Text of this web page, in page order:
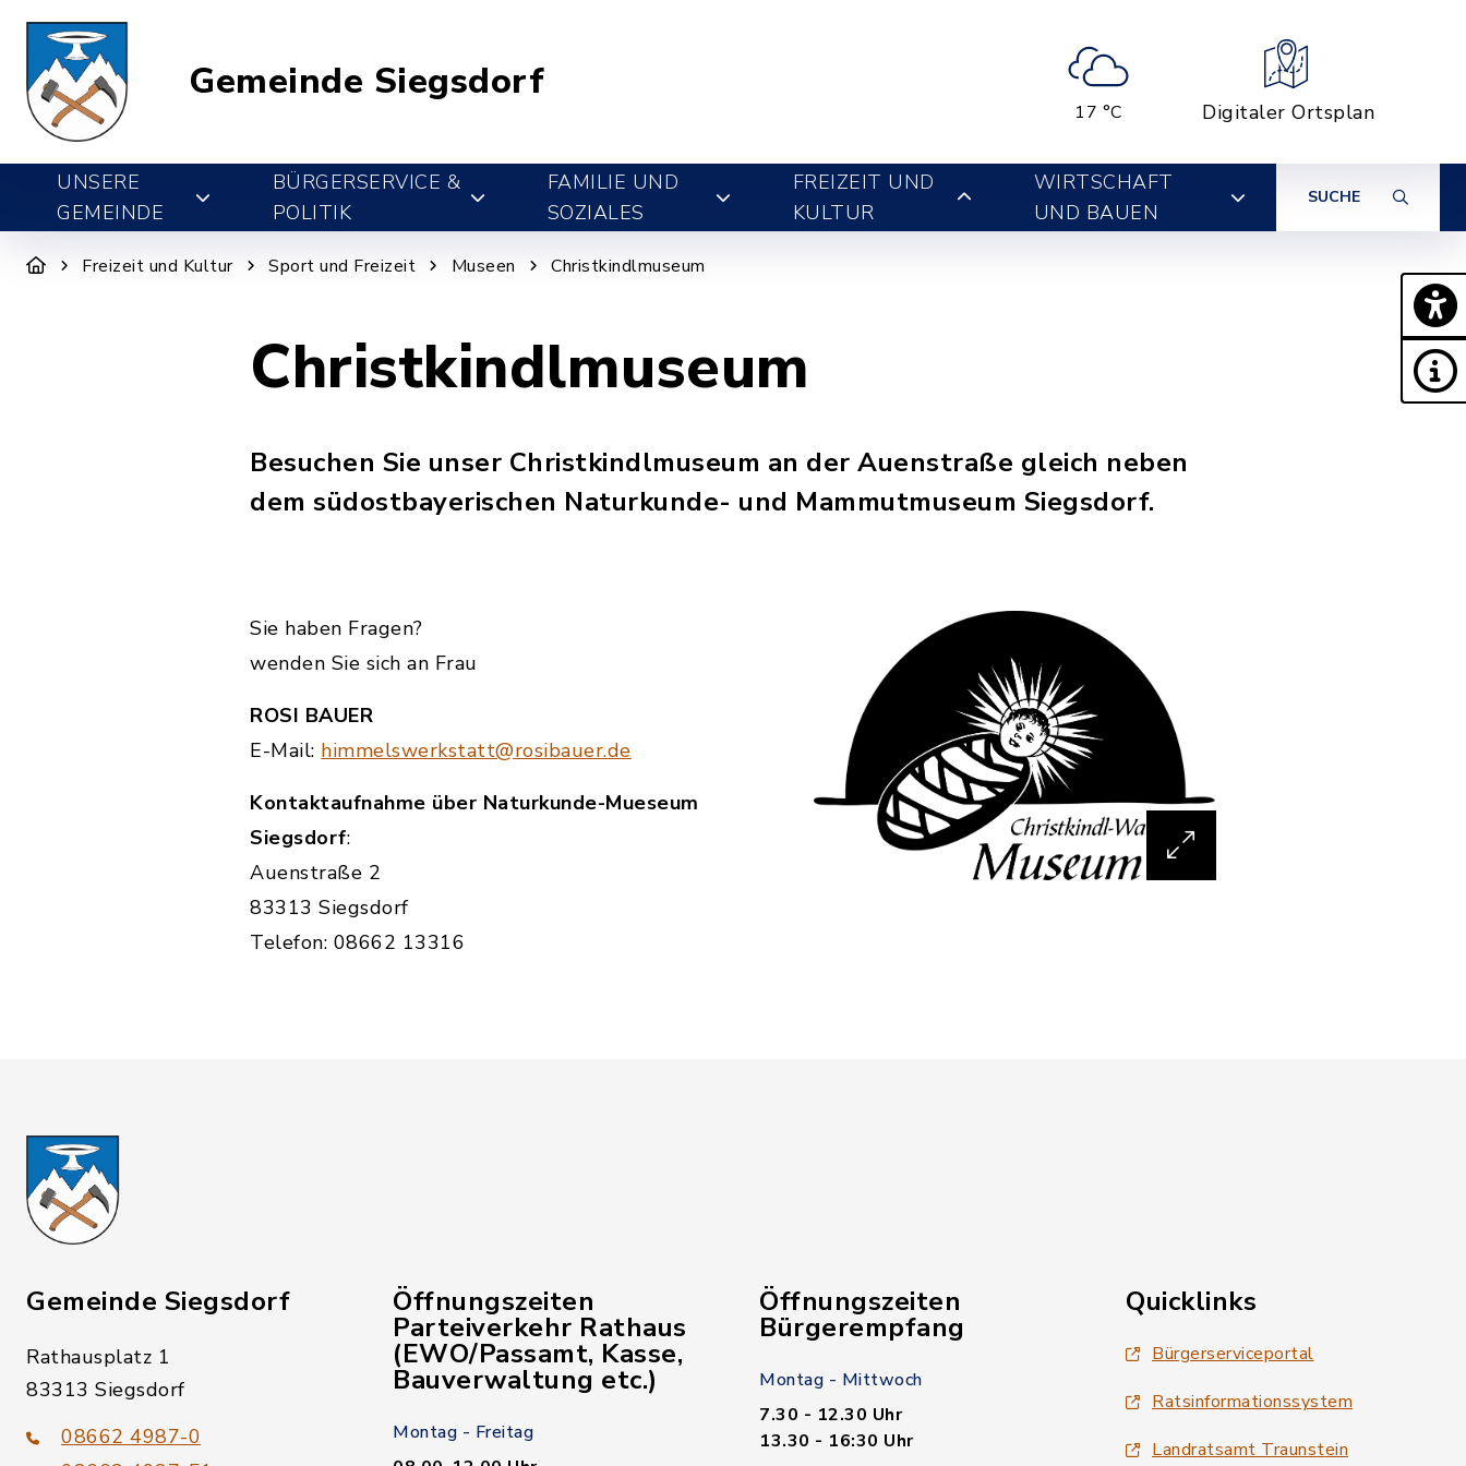
Gemeinde Siegsdorf
17 °C Digitaler Ortsplan
UNSERE
GEMEINDE
BÜRGERSERVICE &
POLITIK
FAMILIE UND
SOZIALES
FREIZEIT UND
KULTUR
WIRTSCHAFT
UND BAUEN
SUCHE
Freizeit und Kultur Sport und Freizeit Museen Christkindlmuseum
Christkindlmuseum
Besuchen Sie unser Christkindlmuseum an der Auenstraße gleich neben
dem südostbayerischen Naturkunde- und Mammutmuseum Siegsdorf.
Sie haben Fragen?
wenden Sie sich an Frau
ROSI BAUER
E-Mail: himmelswerkstatt@rosibauer.de
Kontaktaufnahme über Naturkunde-Mueseum
Siegsdorf:
Auenstraße 2
83313 Siegsdorf
Telefon: 08662 13316
Gemeinde Siegsdorf
Rathausplatz 1
83313 Siegsdorf
08662 4987-0
Öffnungszeiten
Parteiverkehr Rathaus
(EWO/Passamt, Kasse,
Bauverwaltung etc.)
Montag - Freitag
Öffnungszeiten
Bürgerempfang
Montag - Mittwoch
7.30 - 12.30 Uhr
13.30 - 16:30 Uhr
Quicklinks
Bürgerserviceportal
Ratsinformationssystem
Landratsamt Traunstein